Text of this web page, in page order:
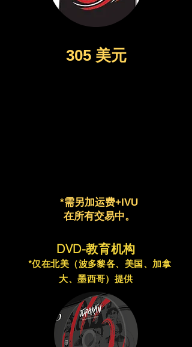
305 美元
*需另加运费+IVU
在所有交易中。
DVD-教育机构
*仅在北美（波多黎各、美国、加拿
大、墨西哥）提供